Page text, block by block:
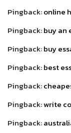
Pingback:online
Pingback:buy an
Pingback:buy
Pingback:best
Pingback:
Pingback:write
Pingback: